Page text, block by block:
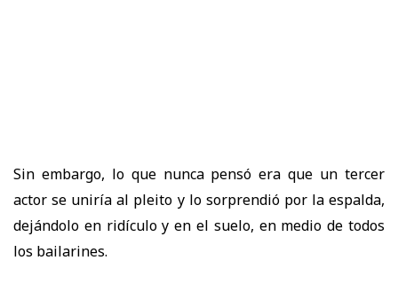
Sin embargo, lo que nunca pensó era que un tercer
actor se uniría al pleito y lo sorprendió por la espalda,
dejándolo en ridículo y en el suelo, en medio de todos
los bailarines.